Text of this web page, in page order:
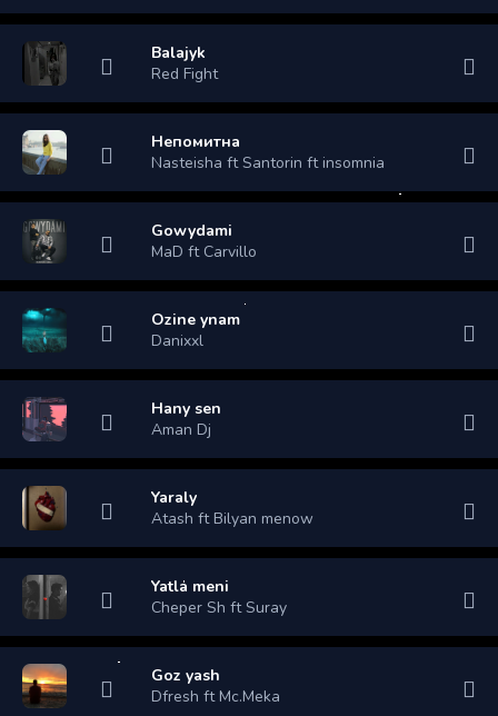
Balajyk
Red Fight
Непомитна
Nasteisha ft Santorin ft insomnia
Gowydami
MaD ft Carvillo
Ozine ynam
Danixxl
Hany sen
Aman Dj
Yaraly
Atash ft Bilyan menow
Yatla meni
Cheper Sh ft Suray
Goz yash
Dfresh ft Mc.Meka